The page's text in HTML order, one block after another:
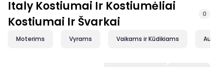
Italy Kostiumai Ir Kostiumėliai
Kostiumai Ir Švarkai
0
Moterims Vyrams Vaikams ir Kūdikiams